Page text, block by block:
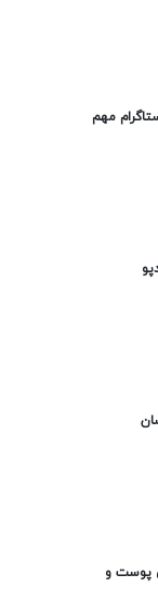
مهم
و